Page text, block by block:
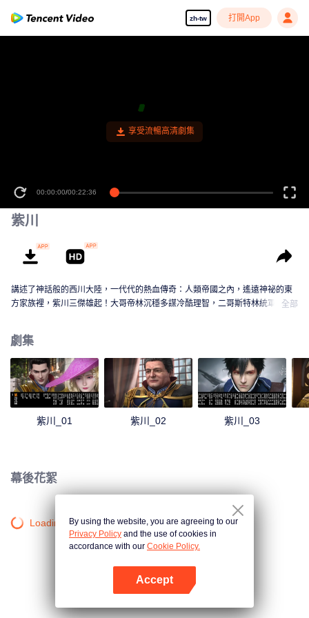
zh-tw 打開App
紫川
講述了神話般的西川大陸，一代代的熱血傳奇：人類帝國之內，遙遠神祕的東
方家族裡，紫川三傑雄起！大哥帝林沉穩多謀冷酷理智，二哥斯特林統軍有方
洪；斯特林以家族為重，無情而又深情惜別戀人.....人類、魔族、獸族、遠東各
族，在這片大陸上紛紛擾擾，糾葛不斷。在血與火的交融中，刀與劍的碰撞
中，構成了龐大的史詩般的故事——紫川。動畫描繪了一個獨特奇妙的世界，
將一群不同性格的人物，一個個展現出來，譜寫了一曲既壯烈，又悽婉的傳奇
悲歌……
全部
劇集
紫川_01 紫川_02 紫川_03
幕後花絮
Loading…By using the website, you are agreeing to our
Privacy Policy and the use of cookies in
accordance with our Cookie Policy.
Accept